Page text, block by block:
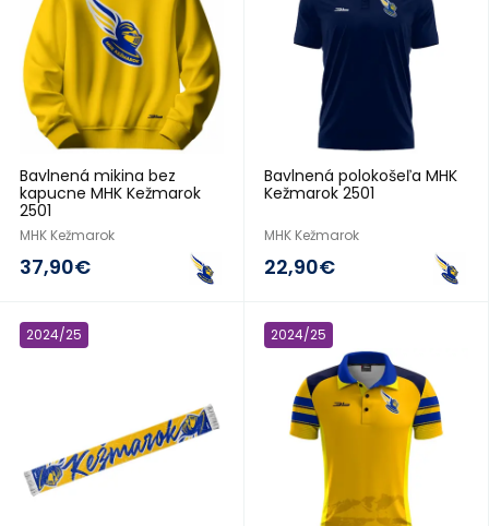
Bavlnená mikina bez
kapucne MHK Kežmarok
2501
MHK Kežmarok
37,90€
Bavlnená polokošeľa MHK
Kežmarok 2501
MHK Kežmarok
22,90€
2024/25 2024/25